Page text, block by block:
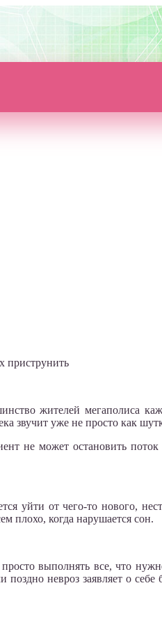
приструнить
жителей мегаполиса
звучит уже не просто как
не может остановить
уйти от чего-то нового,
плохо, когда нарушается сон.
выполнять все, что
невроз заявляет о